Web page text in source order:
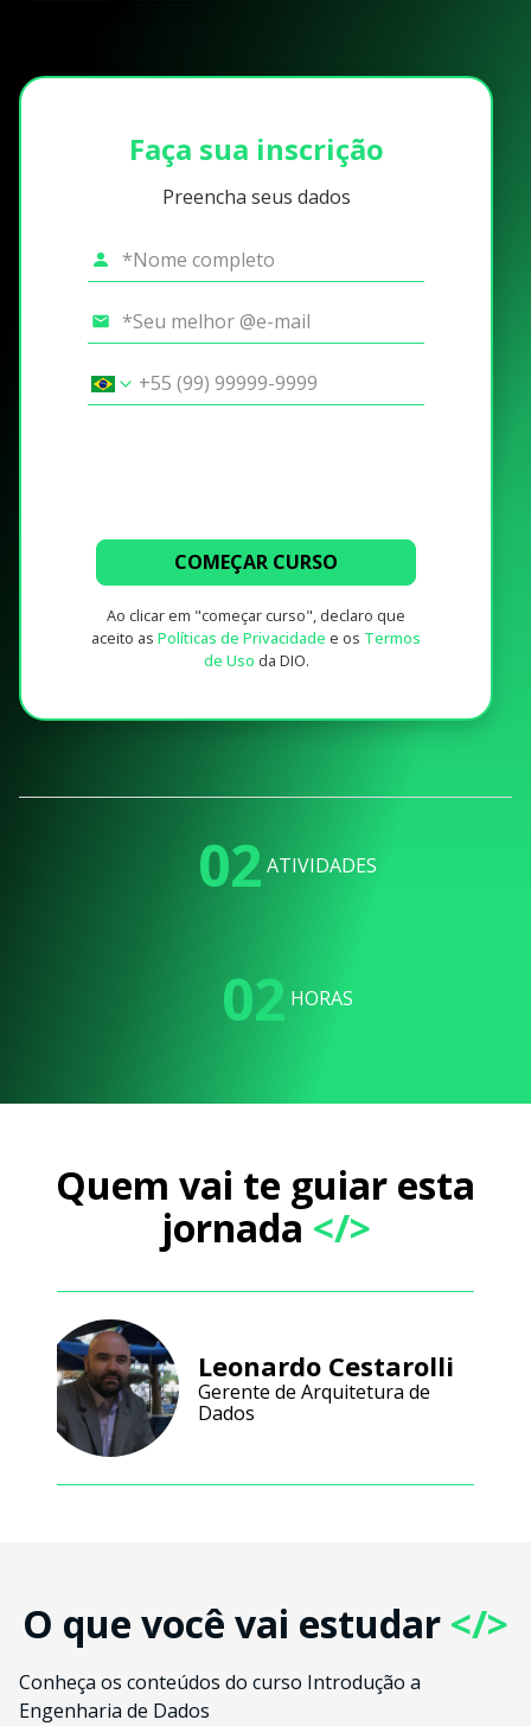
Faça sua inscrição
Preencha seus dados
COMEÇAR CURSO
Ao clicar em "começar curso", declaro que
aceito as Políticas de Privacidade e os Termos
de Uso da DIO.
02 ATIVIDADES
02 HORAS
Quem vai te guiar esta
jornada </>
Leonardo Cestarolli
Gerente de Arquitetura de
Dados
O que você vai estudar </>
Conheça os conteúdos do curso Introdução a
Engenharia de Dados